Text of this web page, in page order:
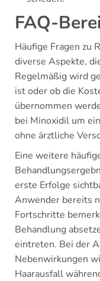
FAQ-
Häufige Fragen zu
diverse Aspekte,
Regelmäßig wird
ist oder ob die
übernommen
bei Minoxidil um
ohne ärztliche
Eine weitere
erste Erfolge
Anwender bereits
Fortschritte
Behandlung
eintreten. Bei der
Nebenwirkungen
Haarausfall